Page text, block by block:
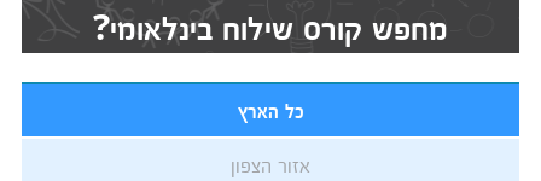
מחפש קורס שילוח בינלאומי?
כל הארץ
אזור הצפון